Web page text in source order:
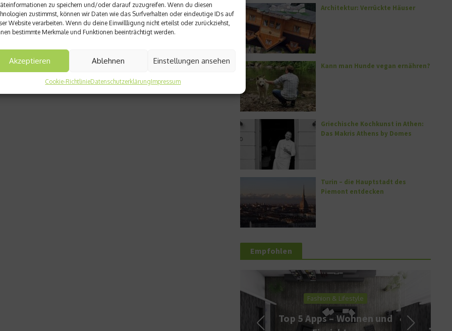
zu speichern und/oder darauf zuzugreifen. Wenn du diesen
zustimmst, können wir Daten wie das Surfverhalten oder eindeutige IDs auf
Website verarbeiten. Wenn du deine Einwillligung nicht erteilst oder zurückziehst,
bestimmte Merkmale und Funktionen beeinträchtigt werden.
Akzeptieren Ablehnen Einstellungen ansehen
Cookie-RichtlinieDatenschutzerklärungImpressum
Architektur: Verrückte Häuser
Kann man Hunde vegan ernähren?
Griechische Kochkunst in Athen:
Das Makris Athens by Domes
Turin – die Hauptstadt des
Piemont entdecken
Empfohlen
Fashion & Lifestyle
Top 5 Apps – Wohnen und